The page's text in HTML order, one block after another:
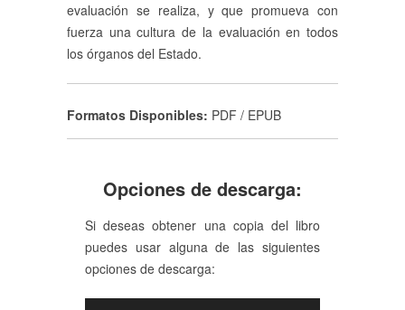
evaluación se realiza, y que promueva con
fuerza una cultura de la evaluación en todos
los órganos del Estado.
Formatos Disponibles: PDF / EPUB
Opciones de descarga:
Si deseas obtener una copia del libro
puedes usar alguna de las siguientes
opciones de descarga: